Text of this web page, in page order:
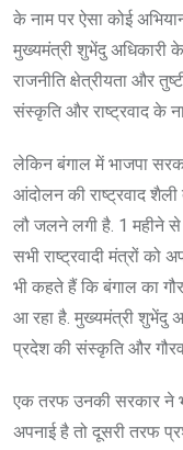
के नाम पर ऐसा कोई
मुख्यमंत्री शुभेंदु अधिकारी
राजनीति क्षेत्रीयता और
संस्कृति और राष्ट्रवाद के
लेकिन बंगाल में भाजपा
आंदोलन की राष्ट्रवाद
लौ जलने लगी है. 1 महीने
सभी राष्ट्रवादी मंत्रों को
भी कहते हैं कि बंगाल का
आ रहा है. मुख्यमंत्री शुभेंदु
प्रदेश की संस्कृति और
एक तरफ उनकी सरकार ने
अपनाई है तो दूसरी तरफ